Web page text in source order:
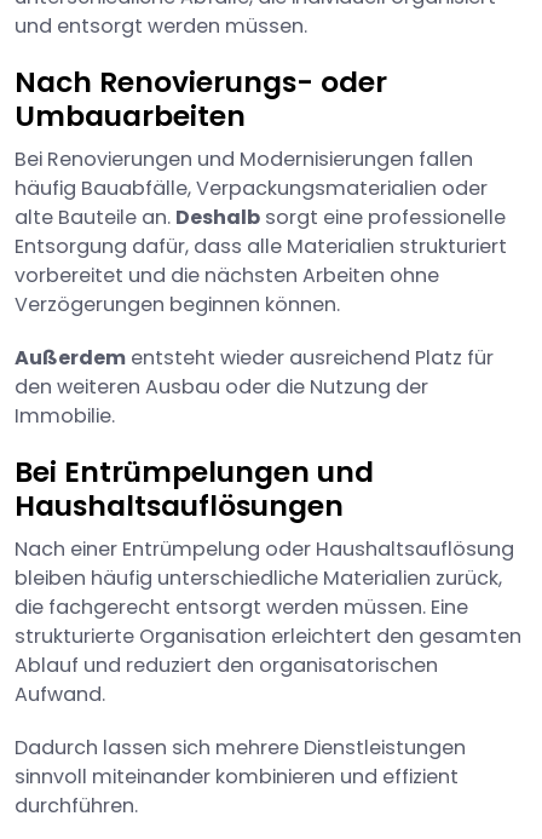
und entsorgt werden müssen.
Nach Renovierungs- oder
Umbauarbeiten
Bei Renovierungen und Modernisierungen fallen
häufig Bauabfälle, Verpackungsmaterialien oder
alte Bauteile an. Deshalb sorgt eine professionelle
Entsorgung dafür, dass alle Materialien strukturiert
vorbereitet und die nächsten Arbeiten ohne
Verzögerungen beginnen können.
Außerdem entsteht wieder ausreichend Platz für
den weiteren Ausbau oder die Nutzung der
Immobilie.
Bei Entrümpelungen und
Haushaltsauflösungen
Nach einer Entrümpelung oder Haushaltsauflösung
bleiben häufig unterschiedliche Materialien zurück,
die fachgerecht entsorgt werden müssen. Eine
strukturierte Organisation erleichtert den gesamten
Ablauf und reduziert den organisatorischen
Aufwand.
Dadurch lassen sich mehrere Dienstleistungen
sinnvoll miteinander kombinieren und effizient
durchführen.